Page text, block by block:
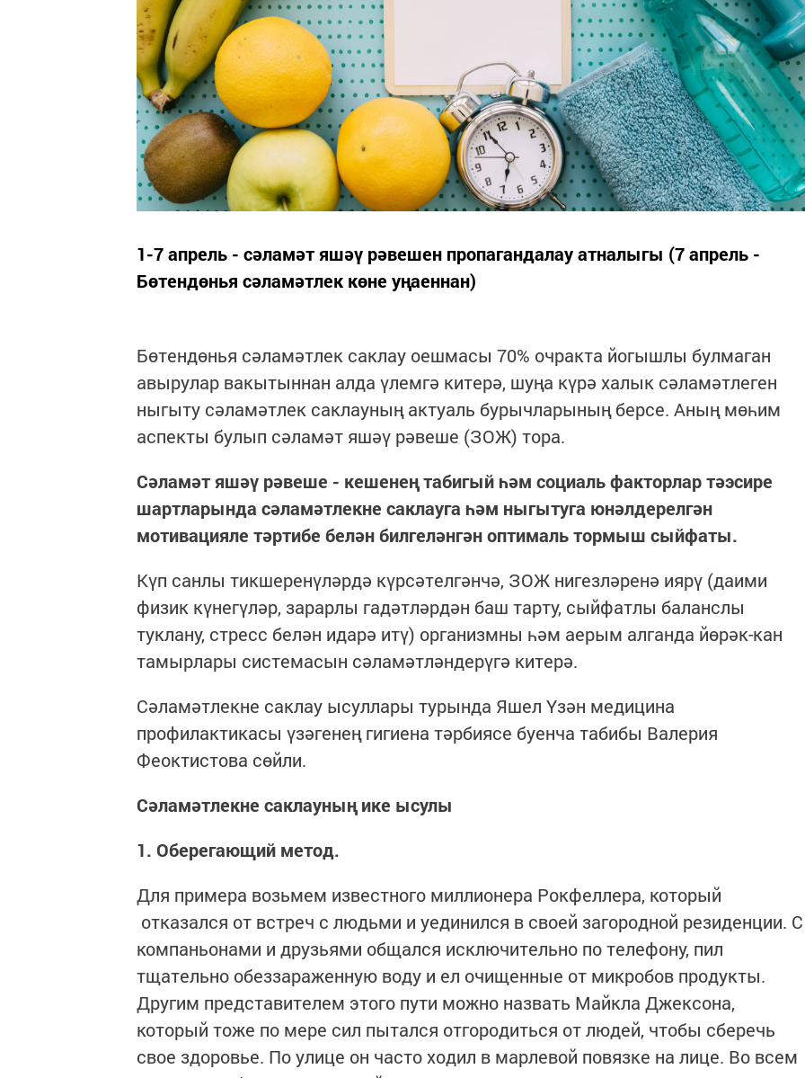
1-7 апрель - сәламәт яшәү рәвешен пропагандалау атналыгы (7 апрель -
Бөтендөнья сәламәтлек көне уңаеннан)
Бөтендөнья сәламәтлек саклау оешмасы 70% очракта йогышлы булмаган
авырулар вакытыннан алда үлемгә китерә, шуңа күрә халык сәламәтлеген
ныгыту сәламәтлек саклауның актуаль бурычларының берсе. Аның мөһим
аспекты булып сәламәт яшәү рәвеше (ЗОЖ) тора.
Сәламәт яшәү рәвеше - кешенең табигый һәм социаль факторлар тәэсире
шартларында сәламәтлекне саклауга һәм ныгытуга юнәлдерелгән
мотивацияле тәртибе белән билгеләнгән оптималь тормыш сыйфаты.
Күп санлы тикшеренүләрдә күрсәтелгәнчә, ЗОЖ нигезләренә иярү (даими
физик күнегүләр, зарарлы гадәтләрдән баш тарту, сыйфатлы баланслы
туклану, стресс белән идарә итү) организмны һәм аерым алганда йөрәк-кан
тамырлары системасын сәламәтләндерүгә китерә.
Сәламәтлекне саклау ысуллары турында Яшел Үзән медицина
профилактикасы үзәгенең гигиена тәрбиясе буенча табибы Валерия
Феоктистова сөйли.
Сәламәтлекне саклауның ике ысулы
1. Оберегающий метод.
Для примера возьмем известного миллионера Рокфеллера, который
отказался от встреч с людьми и уединился в своей загородной резиденции. С
компаньонами и друзьями общался исключительно по телефону, пил
тщательно обеззараженную воду и ел очищенные от микробов продукты.
Другим представителем этого пути можно назвать Майкла Джексона,
который тоже по мере сил пытался отгородиться от людей, чтобы сберечь
свое здоровье. По улице он часто ходил в марлевой повязке на лице. Во всем